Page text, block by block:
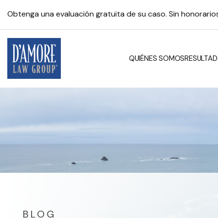
Obtenga una evaluación gratuita de su caso. Sin
QUIÉNES SOMOS
BLOG